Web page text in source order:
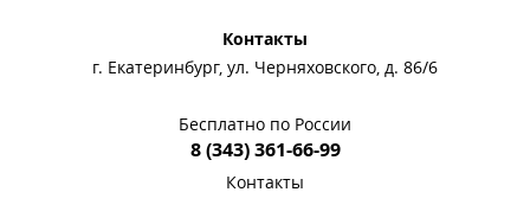
Контакты
г. Екатеринбург, ул. Черняховского, д. 86/6
Бесплатно по России
8 (343) 361-66-99
Контакты